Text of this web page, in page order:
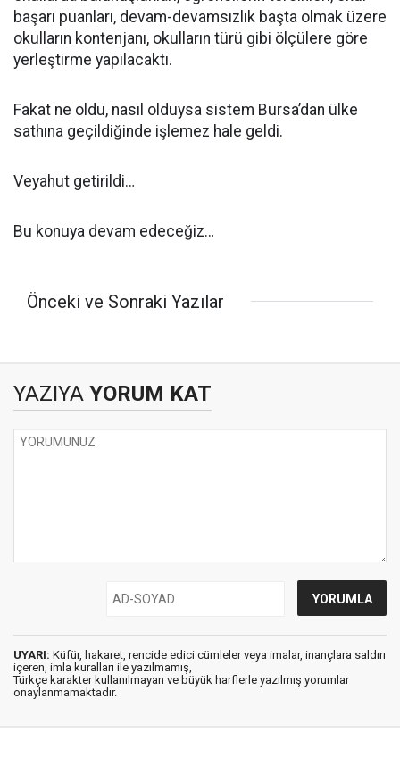
başarı puanları, devam-devamsızlık başta olmak üzere
okulların kontenjanı, okulların türü gibi ölçülere göre
yerleştirme yapılacaktı.
Fakat ne oldu, nasıl olduysa sistem Bursa’dan ülke
sathına geçildiğinde işlemez hale geldi.
Veyahut getirildi…
Bu konuya devam edeceğiz…
Önceki ve Sonraki Yazılar
YAZIYA YORUM KAT
UYARI: Küfür, hakaret, rencide edici cümleler veya imalar, inançlara saldırı
içeren, imla kuralları ile yazılmamış,
Türkçe karakter kullanılmayan ve büyük harflerle yazılmış yorumlar
onaylanmamaktadır.